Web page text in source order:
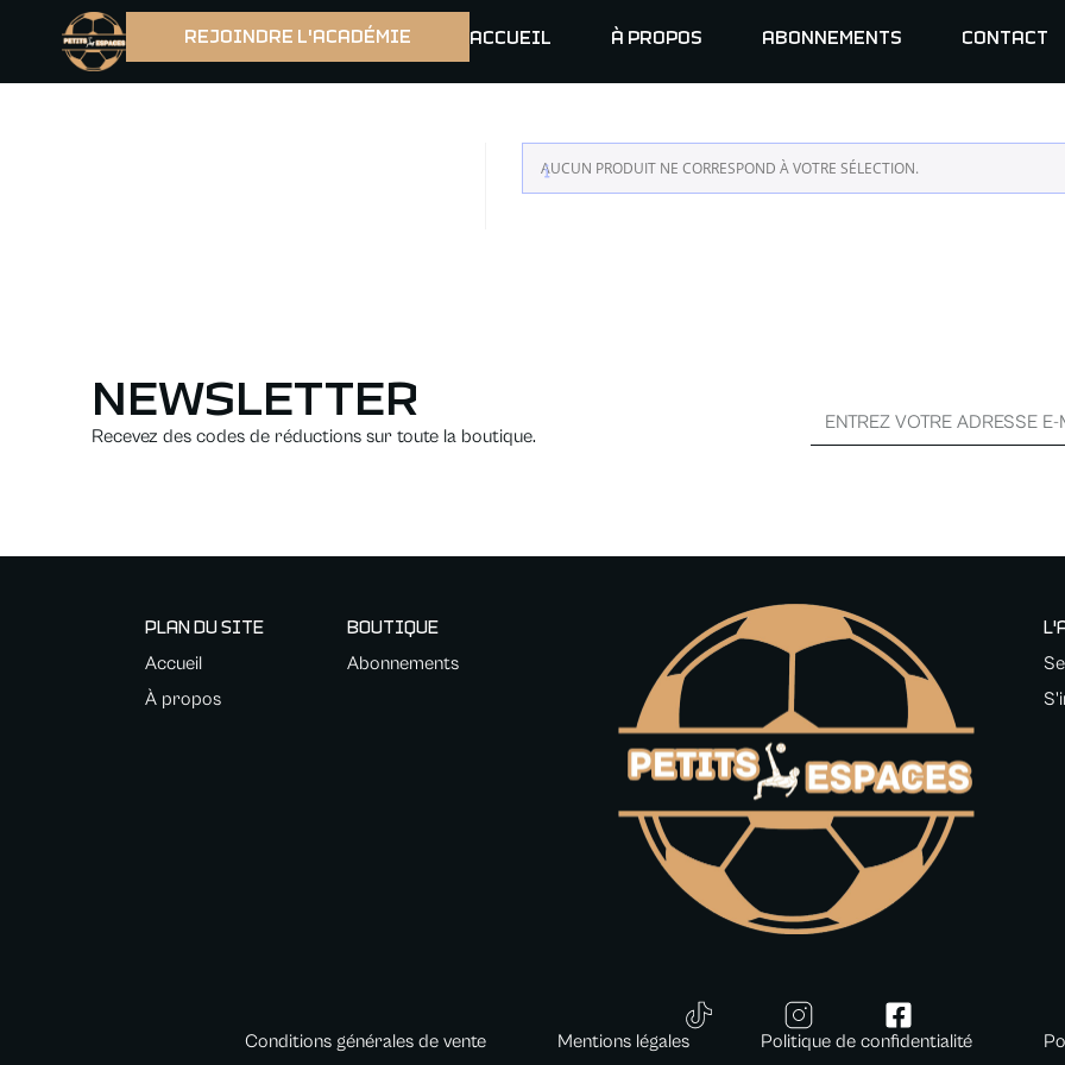
REJOINDRE L'ACADÉMIE ACCUEIL À PROPOS ABONNEMENTS CONTACT
AUCUN PRODUIT NE CORRESPOND À VOTRE SÉLECTION.
NEWSLETTER
Recevez des codes de réductions sur toute la boutique.
PLAN DU SITE
Accueil
À propos
BOUTIQUE
Abonnements
Conditions générales de vente Mentions légales Politique de confidentialité